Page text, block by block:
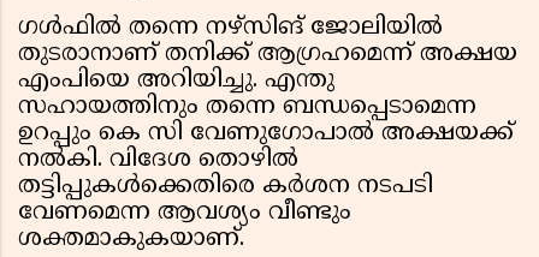
ഗൾഫിൽ തന്നെ നഴ്സിങ് ജോലിയിൽ
തുടരാനാണ് തനിക്ക് ആഗ്രഹമെന്ന് അക്ഷയ
എംപിയെ അറിയിച്ചു. എന്തു
സഹായത്തിനും തന്നെ ബന്ധപ്പെടാമെന്ന
ഉറപ്പും കെ സി വേണുഗോപാൽ അക്ഷയക്ക്
നൽകി. വിദേശ തൊഴിൽ
തട്ടിപ്പുകൾക്കെതിരെ കർശന നടപടി
വേണമെന്ന ആവശ്യം വീണ്ടും
ശക്തമാകുകയാണ്.